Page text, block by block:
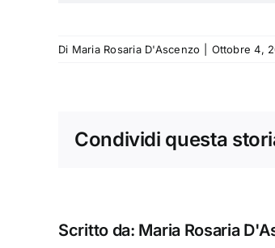
Di Maria Rosaria D'Ascenzo Ottobre 4,
Condividi questa
Scritto da: Maria Rosaria